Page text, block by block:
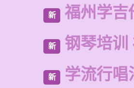
新 福州学吉
新 钢琴培训
新 学流行唱